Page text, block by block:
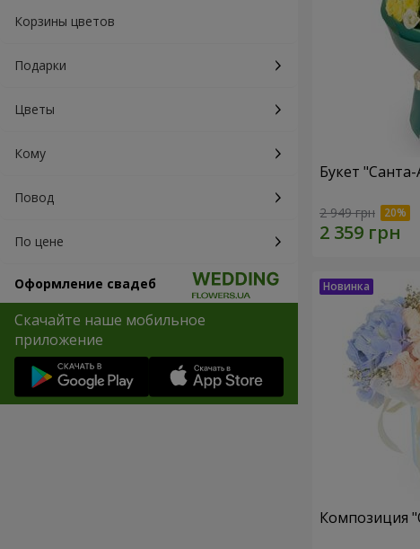
Корзины цветов
Подарки
Цветы
Кому
Повод
По цене
Оформление свадеб
Скачайте наше мобильное
приложение
Букет
2 949 грн
Композиция